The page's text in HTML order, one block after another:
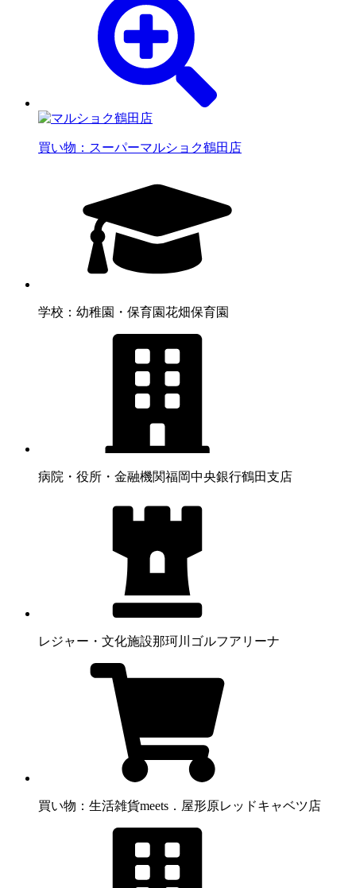
買い物：スーパーマルショク鶴田店
学校：幼稚園・保育園花畑保育園
病院・役所・金融機関福岡中央銀行鶴田支店
レジャー・文化施設那珂川ゴルフアリーナ
買い物：生活雑貨meets．屋形原レッドキャベツ店